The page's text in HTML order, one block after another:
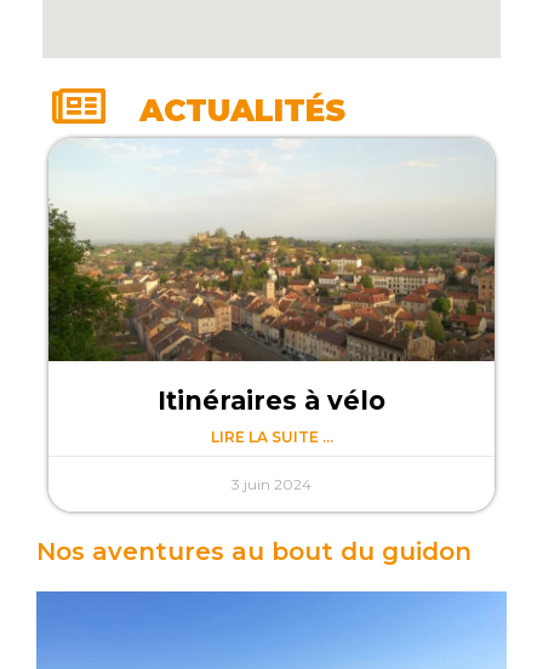
ACTUALITÉS
Itinéraires à vélo
LIRE LA SUITE ...
3 juin 2024
Nos aventures au bout du guidon